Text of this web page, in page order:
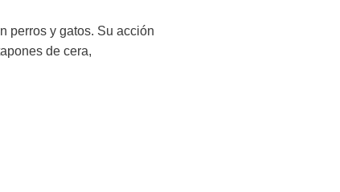
perros y gatos. Su acción
de cera,